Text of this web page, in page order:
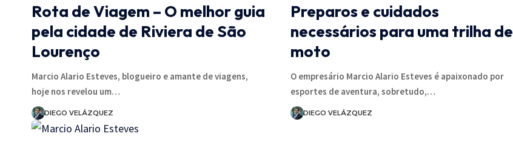
Rota de Viagem – O melhor guia
pela cidade de Riviera de São
Lourenço
Marcio Alario Esteves, blogueiro e amante de viagens,
hoje nos revelou um…
DIEGO VELÁZQUEZ
Preparos e cuidados
necessários para uma trilha de
moto
O empresário Marcio Alario Esteves é apaixonado por
esportes de aventura, sobretudo,…
DIEGO VELÁZQUEZ